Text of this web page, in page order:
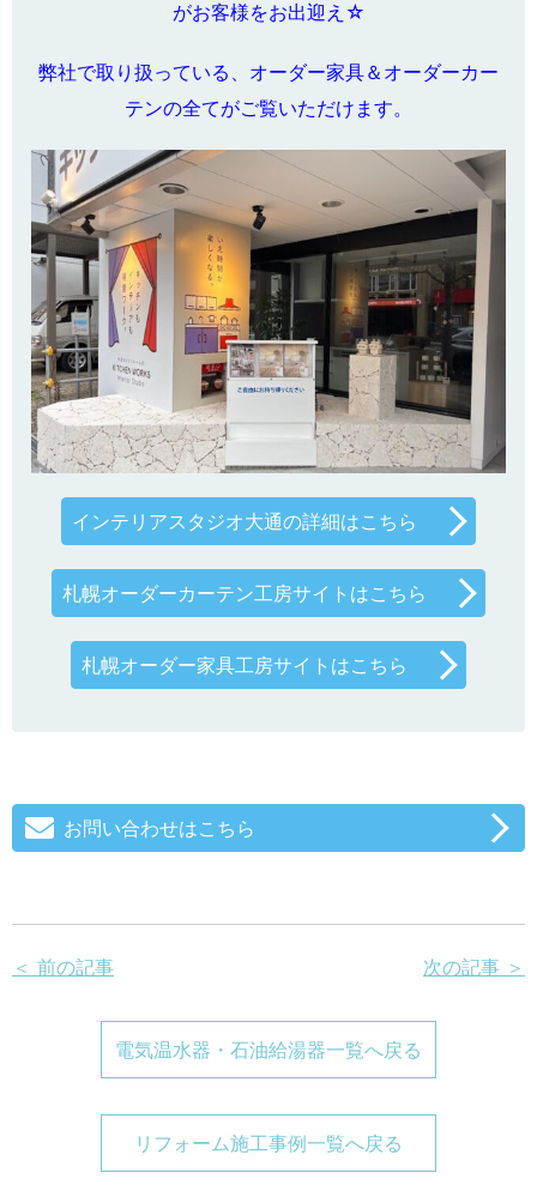
がお客様をお出迎え☆
弊社で取り扱っている、オーダー家具＆オーダーカー
テンの全てがご覧いただけます。
インテリアスタジオ大通の詳細はこちら
札幌オーダーカーテン工房サイトはこちら
札幌オーダー家具工房サイトはこちら
お問い合わせはこちら
＜ 前の記事 次の記事 ＞
電気温水器・石油給湯器一覧へ戻る
リフォーム施工事例一覧へ戻る